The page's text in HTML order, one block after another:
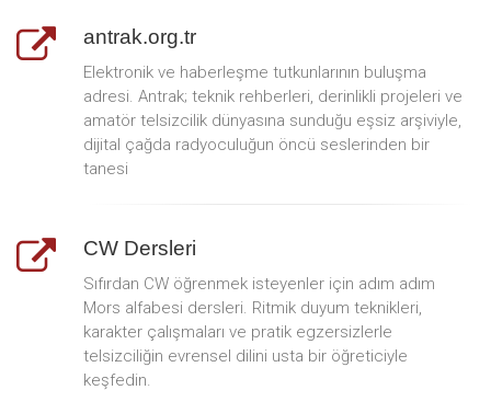
antrak.org.tr
Elektronik ve haberleşme tutkunlarının buluşma
adresi. Antrak; teknik rehberleri, derinlikli projeleri ve
amatör telsizcilik dünyasına sunduğu eşsiz arşiviyle,
dijital çağda radyoculuğun öncü seslerinden bir
tanesi
CW Dersleri
Sıfırdan CW öğrenmek isteyenler için adım adım
Mors alfabesi dersleri. Ritmik duyum teknikleri,
karakter çalışmaları ve pratik egzersizlerle
telsizciliğin evrensel dilini usta bir öğreticiyle
keşfedin.